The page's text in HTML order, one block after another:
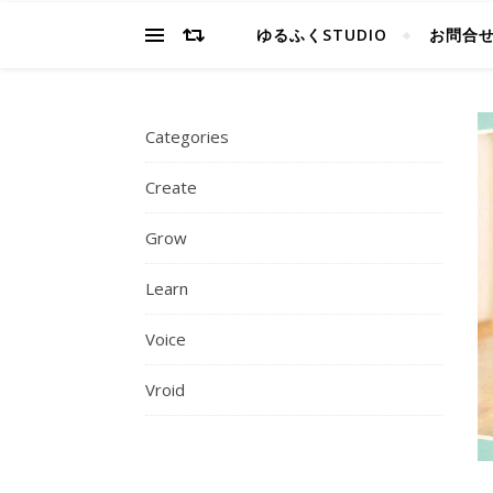
ゆるふくSTUDIO お問合
Categories
Create
Grow
Learn
Voice
Vroid